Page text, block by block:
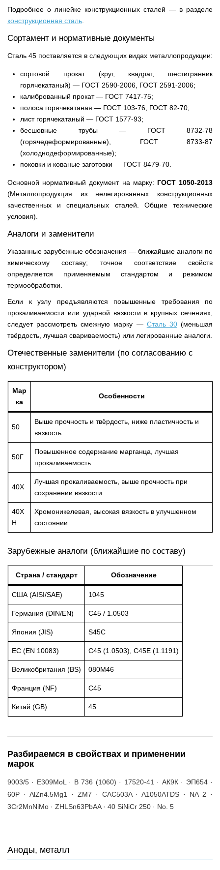
Аноды, металл
Подробнее о линейке конструкционных сталей — в разделе
конструкционная сталь
Сортамент и нормативные документы
Сталь 45 поставляется в следующих видах металлопродукции:
сортовой прокат (круг, квадрат, шестигранник
горячекатаный) — ГОСТ 2590-2006, ГОСТ 2591-2006;
калиброванный прокат — ГОСТ 7417-75;
полоса горячекатаная — ГОСТ 103-76, ГОСТ 82-70;
лист горячекатаный — ГОСТ 1577-93;
бесшовные трубы — ГОСТ 8732-78
(горячедеформированные), ГОСТ 8733-87
(холоднодеформированные);
поковки и кованые заготовки — ГОСТ 8479-70.
Основной нормативный документ на марку: ГОСТ 1050-2013
(Металлопродукция из нелегированных конструкционных
качественных и специальных сталей. Общие технические
условия).
Аналоги и заменители
Указанные зарубежные обозначения — ближайшие аналоги по
химическому составу; точное соответствие свойств
определяется применяемым стандартом и режимом
термообработки.
Если к узлу предъявляются повышенные требования по
прокаливаемости или ударной вязкости в крупных сечениях,
следует рассмотреть смежную марку — Сталь 30(меньшая
твёрдость, лучшая свариваемость) или легированные аналоги.
Отечественные заменители (по согласованию с
конструктором)
Мар
ка
Особенности
50
Выше прочность и твёрдость, ниже пластичность и
вязкость
50Г
Повышенное содержание марганца, лучшая
прокаливаемость
40Х
Лучшая прокаливаемость, выше прочность при
сохранении вязкости
40Х
Н
Хромоникелевая, высокая вязкость в улучшенном
состоянии
Зарубежные аналоги (ближайшие по составу)
Страна / стандарт Обозначение
США (AISI/SAE) 1045
Германия (DIN/EN) C45 / 1.0503
Япония (JIS) S45C
ЕС (EN 10083) C45 (1.0503), C45E (1.1191)
Великобритания (BS) 080M46
Франция (NF) C45
Китай (GB) 45
Разбираемся в свойствах и применении
марок
9003/5 · E309MoL · B 736 (1060) · 17520-41 · АК9К · ЭП654 ·
60P · AlZn4.5Mg1 · ZM7 · CAC503A · A1050ATDS · NA 2 ·
3Cr2MnNiMo · ZHLSn63PbAA · 40 SiNiCr 250 · No. 5